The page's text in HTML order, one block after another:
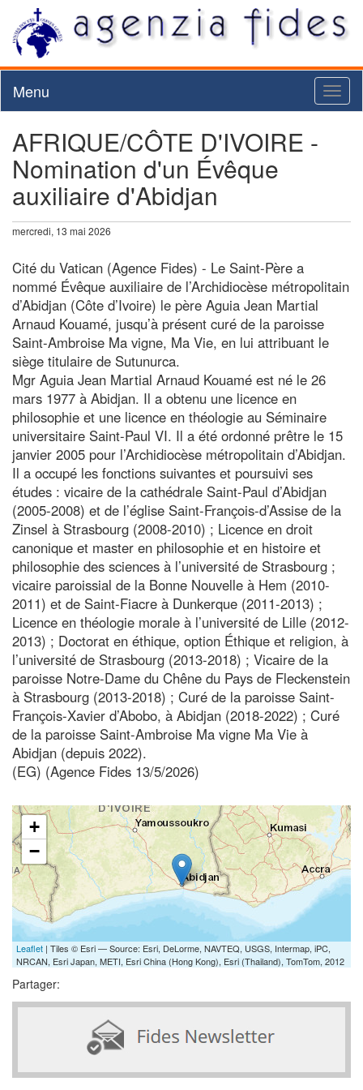
Menu
AFRIQUE/CÔTE D'IVOIRE -
Nomination d'un Évêque
auxiliaire d'Abidjan
mercredi, 13 mai 2026
Cité du Vatican (Agence Fides) - Le Saint-Père a
nommé Évêque auxiliaire de l’Archidiocèse métropolitain
d’Abidjan (Côte d’Ivoire) le père Aguia Jean Martial
Arnaud Kouamé, jusqu’à présent curé de la paroisse
Saint-Ambroise Ma vigne, Ma Vie, en lui attribuant le
siège titulaire de Sutunurca.
Mgr Aguia Jean Martial Arnaud Kouamé est né le 26
mars 1977 à Abidjan. Il a obtenu une licence en
philosophie et une licence en théologie au Séminaire
universitaire Saint-Paul VI. Il a été ordonné prêtre le 15
janvier 2005 pour l’Archidiocèse métropolitain d’Abidjan.
Il a occupé les fonctions suivantes et poursuivi ses
études : vicaire de la cathédrale Saint-Paul d’Abidjan
(2005-2008) et de l’église Saint-François-d’Assise de la
Zinsel à Strasbourg (2008-2010) ; Licence en droit
canonique et master en philosophie et en histoire et
philosophie des sciences à l’université de Strasbourg ;
vicaire paroissial de la Bonne Nouvelle à Hem (2010-
2011) et de Saint-Fiacre à Dunkerque (2011-2013) ;
Licence en théologie morale à l’université de Lille (2012-
2013) ; Doctorat en éthique, option Éthique et religion, à
l’université de Strasbourg (2013-2018) ; Vicaire de la
paroisse Notre-Dame du Chêne du Pays de Fleckenstein
à Strasbourg (2013-2018) ; Curé de la paroisse Saint-
François-Xavier d’Abobo, à Abidjan (2018-2022) ; Curé
de la paroisse Saint-Ambroise Ma vigne Ma Vie à
Abidjan (depuis 2022).
(EG) (Agence Fides 13/5/2026)
+
−
Leaflet | Tiles © Esri — Source: Esri, DeLorme, NAVTEQ, USGS, Intermap, iPC,
NRCAN, Esri Japan, METI, Esri China (Hong Kong), Esri (Thailand), TomTom, 2012
Partager: